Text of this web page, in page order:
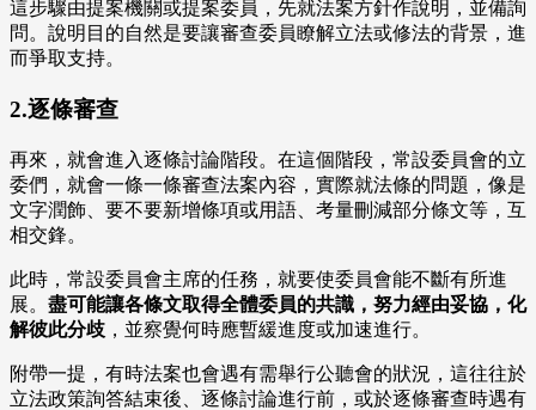
這步驟由提案機關或提案委員，先就法案方針作說明，並備詢
問。說明目的自然是要讓審查委員瞭解立法或修法的背景，進
而爭取支持。
2.逐條審查
再來，就會進入逐條討論階段。在這個階段，常設委員會的立
委們，就會一條一條審查法案內容，實際就法條的問題，像是
文字潤飾、要不要新增條項或用語、考量刪減部分條文等，互
相交鋒。
此時，常設委員會主席的任務，就要使委員會能不斷有所進
展。 盡可能讓各條文取得全體委員的共識，努力經由妥協，化
解彼此分歧 ，並察覺何時應暫緩進度或加速進行。
附帶一提，有時法案也會遇有需舉行公聽會的狀況，這往往於
立法政策詢答結束後、逐條討論進行前，或於逐條審查時遇有